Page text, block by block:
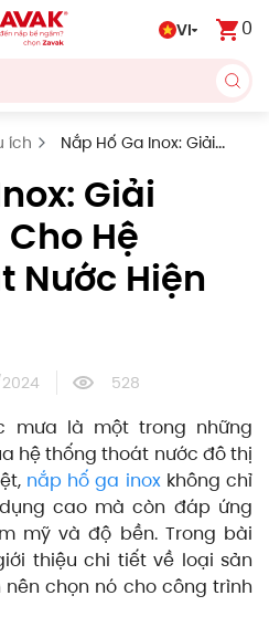
VI 0
ích
Nắp Hố Ga Inox: Giải
Nước Hiện Đại
Giải
Hệ
Nước Hiện
528
mưa là một trong những
hệ thống thoát nước đô thị
nắp hố ga inoxkhông chỉ
cao mà còn đáp ứng
mỹ và độ bền. Trong bài
thiệu chi tiết về loại sản
chọn nó cho công trình